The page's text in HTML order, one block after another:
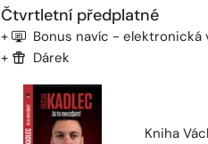
Čtvrtletní předplatné
+ Bonus navíc - elektronická
+ Dárek
Kniha